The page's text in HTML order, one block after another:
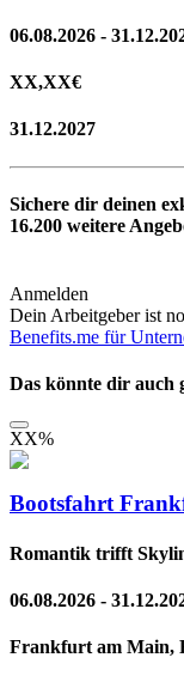
06.08.2026 -
XX,XX€
31.12.2027
Sichere dir deinen
16.200 weitere
Anmelden
Dein Arbeitgeber ist
Benefits.me für
Das könnte dir auch
XX%
Bootsfahrt
Romantik trifft
06.08.2026 -
Frankfurt am Main,